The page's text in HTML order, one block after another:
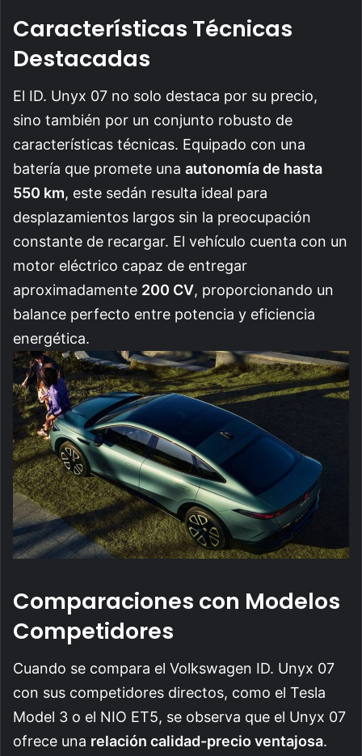
Características Técnicas
Destacadas
El ID. Unyx 07 no solo destaca por su precio,
sino también por un conjunto robusto de
características técnicas. Equipado con una
batería que promete una autonomía de hasta
550 km, este sedán resulta ideal para
desplazamientos largos sin la preocupación
constante de recargar. El vehículo cuenta con un
motor eléctrico capaz de entregar
aproximadamente 200 CV, proporcionando un
balance perfecto entre potencia y eficiencia
energética.
Comparaciones con Modelos
Competidores
Cuando se compara el Volkswagen ID. Unyx 07
con sus competidores directos, como el Tesla
Model 3 o el NIO ET5, se observa que el Unyx 07
ofrece una relación calidad-precio ventajosa.